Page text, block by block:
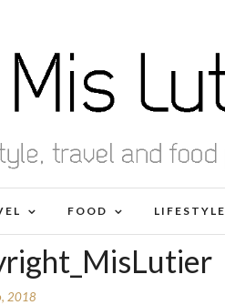
FOOD LIFESTYLE
2018